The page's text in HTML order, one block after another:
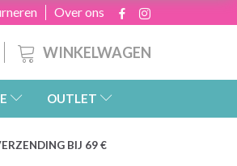
Over ons
WINKELWAGEN
OUTLET
BIJ 69 €